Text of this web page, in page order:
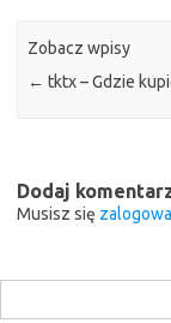
Zobacz wpisy
← tktx – Gdzie
Dodaj
Musisz się